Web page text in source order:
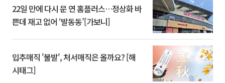
22일 만에 다시 문 연 홈플러스…정상화 바
쁜데 재고 없어 ‘발동동’[가보니]
입추매직 '불발', 처서매직은 올까요? [해
시태그]